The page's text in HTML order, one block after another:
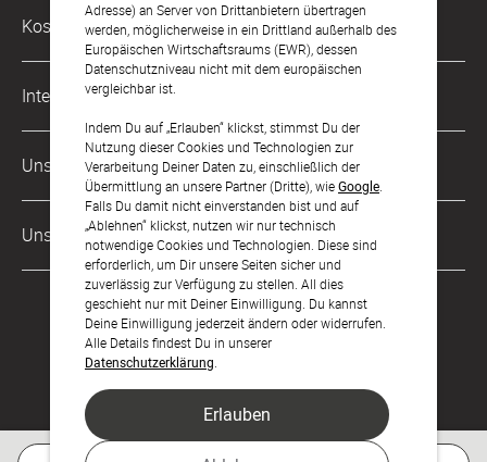
Adresse) an Server von Drittanbietern übertragen
werden, möglicherweise in ein Drittland außerhalb des
Europäischen Wirtschaftsraums (EWR), dessen
Datenschutzniveau nicht mit dem europäischen
vergleichbar ist.
Indem Du auf „Erlauben“ klickst, stimmst Du der
Nutzung dieser Cookies und Technologien zur
Verarbeitung Deiner Daten zu, einschließlich der
Übermittlung an unsere Partner (Dritte), wieGoogle
Falls Du damit nicht einverstanden bist und auf
„Ablehnen“ klickst, nutzen wir nur technisch
notwendige Cookies und Technologien. Diese sind
erforderlich, um Dir unsere Seiten sicher und
zuverlässig zur Verfügung zu stellen. All dies
geschieht nur mit Deiner Einwilligung. Du kannst
Deine Einwilligung jederzeit ändern oder widerrufen.
Alle Details findest Du in unserer
Datenschutzerklärung
Erlauben
kontakt@sendmoments.de
Philosophie
Karriere
Impressum
AGB & Widerrufsrecht
Zahlung & Versand
Datenschutz
Barrierefreiheitserklärung
LLM's
Kostenlose Services
Musterkarten
Digitale Fotoalben
Digitale Gästelisten
FAQ & Hilfe
International
Österreich
Schweiz
Frankreich
Unsere Zahlungsarten
Unsere Partner